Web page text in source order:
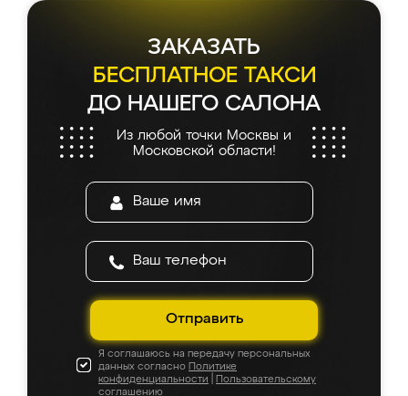
ЗАКАЗАТЬ
БЕСПЛАТНОЕ ТАКСИ
ДО НАШЕГО САЛОНА
Из любой точки Москвы и
Московской области!
Отправить
Я соглашаюсь на передачу персональных
данных согласно Политике
конфиденциальности
Пользовательскому
соглашению